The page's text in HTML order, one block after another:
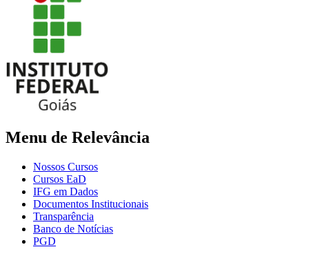
Menu de Relevância
Nossos Cursos
Cursos EaD
IFG em Dados
Documentos Institucionais
Transparência
Banco de Notícias
PGD